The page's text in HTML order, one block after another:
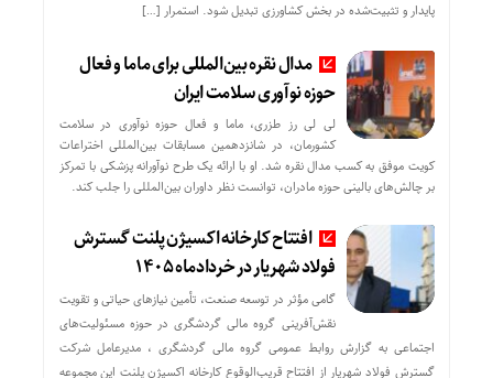
پایدار و تثبیت‌شده در بخش کشاورزی تبدیل شود. استمرار […]
مدال نقره بین‌المللی برای ماما و فعال
حوزه نوآوری سلامت ایران
لی لی رز طزری، ماما و فعال حوزه نوآوری در سلامت
کشورمان، در شانزدهمین مسابقات بین‌المللی اختراعات
کویت موفق به کسب مدال نقره شد. او با ارائه یک طرح نوآورانه پزشکی با تمرکز
بر چالش‌های بالینی حوزه مادران، توانست نظر داوران بین‌المللی را جلب کند.
افتتاح کارخانه اکسیژن پلنت گسترش
فولاد شهریار در خردادماه ۱۴۰۵
گامی مؤثر در توسعه صنعت، تأمین نیازهای حیاتی و تقویت
نقش‌آفرینی گروه مالی گردشگری در حوزه مسئولیت‌های
اجتماعی به گزارش روابط عمومی گروه مالی گردشگری ، مدیرعامل شرکت
گسترش فولاد شهریار از افتتاح قریب‌الوقوع کارخانه اکسیژن پلنت این مجموعه